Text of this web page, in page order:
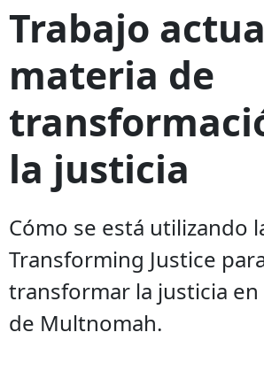
Trabajo
materia de
la justicia
Cómo se está utilizando
Transforming Justice
transformar la justicia
de Multnomah.